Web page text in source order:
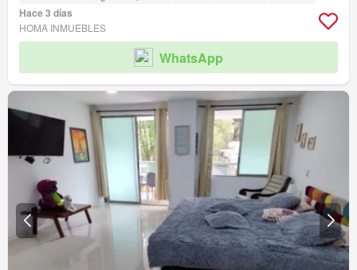
Hace 3 días
HOMA INMUEBLES
WhatsApp